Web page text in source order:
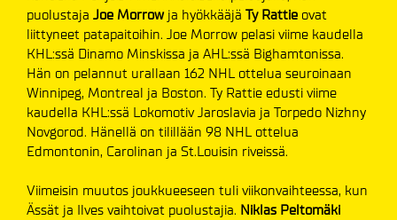
puolustaja Joe Morrow ja hyökkääjä Ty Rattie ovat
liittyneet patapaitoihin. Joe Morrow pelasi viime kaudella
KHL:ssä Dinamo Minskissa ja AHL:ssä Bighamtonissa.
Hän on pelannut urallaan 162 NHL ottelua seuroinaan
Winnipeg, Montreal ja Boston. Ty Rattie edusti viime
kaudella KHL:ssä Lokomotiv Jaroslavia ja Torpedo Nizhny
Novgorod. Hänellä on tilillään 98 NHL ottelua
Edmontonin, Carolinan ja St.Louisin riveissä.
Viimeisin muutos joukkueeseen tuli viikonvaihteessa, kun
Ässät ja Ilves vaihtoivat puolustajia. Niklas Peltomäki